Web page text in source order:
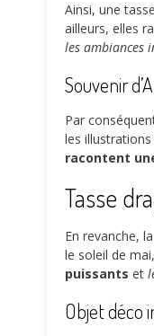
Ainsi, une
ailleurs, elles
les ambiances
Souvenir
Par
les
racontent
Tasse
En revanche,
le soleil de
puissants et
Objet déco